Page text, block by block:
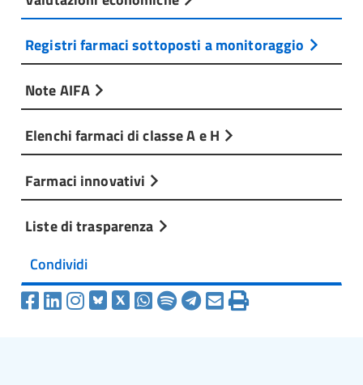
Registri farmaci sottoposti a monitoraggio
Note AIFA
Elenchi farmaci di classe A e H
Farmaci innovativi
Liste di trasparenza
Condividi